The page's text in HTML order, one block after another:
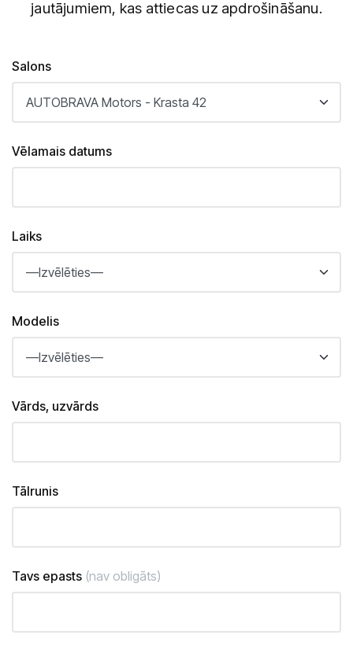
Saloni
Kārļa Ulmaņa gatvē 96
CUPRA Garage un XPENG
CUPRA, SEAT, MG un mazlietoti auto
jautājumiem, kas attiecas uz apdrošināšanu.
Salons
Vēlamais datums
Laiks
Modelis
Vārds, uzvārds
Tālrunis
Tavs epasts (nav obligāts)